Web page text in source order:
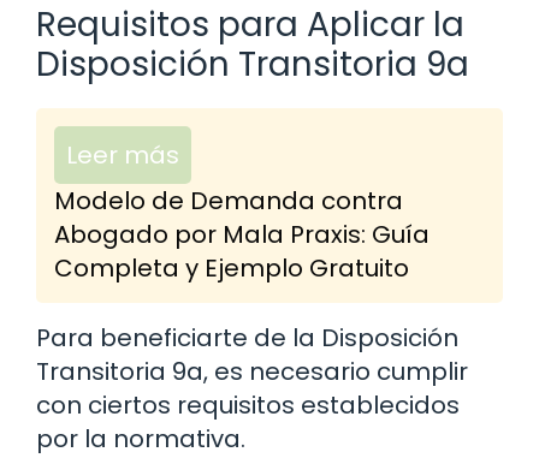
Requisitos para Aplicar la
Disposición Transitoria 9a
Leer más
Modelo de Demanda contra
Abogado por Mala Praxis: Guía
Completa y Ejemplo Gratuito
Para beneficiarte de la Disposición
Transitoria 9a, es necesario cumplir
con ciertos requisitos establecidos
por la normativa.